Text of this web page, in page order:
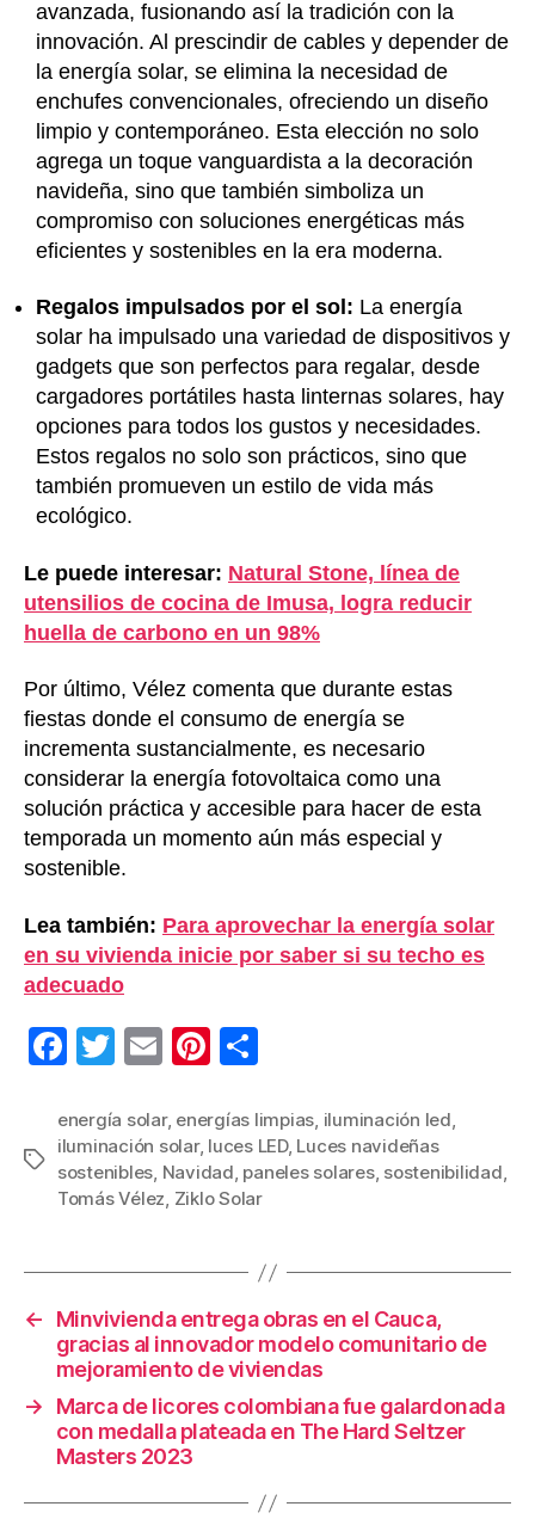
avanzada, fusionando así la tradición con la
innovación. Al prescindir de cables y depender de
la energía solar, se elimina la necesidad de
enchufes convencionales, ofreciendo un diseño
limpio y contemporáneo. Esta elección no solo
agrega un toque vanguardista a la decoración
navideña, sino que también simboliza un
compromiso con soluciones energéticas más
eficientes y sostenibles en la era moderna.
Regalos impulsados por el sol: La energía
solar ha impulsado una variedad de dispositivos y
gadgets que son perfectos para regalar, desde
cargadores portátiles hasta linternas solares, hay
opciones para todos los gustos y necesidades.
Estos regalos no solo son prácticos, sino que
también promueven un estilo de vida más
ecológico.
Le puede interesar: Natural Stone, línea de
utensilios de cocina de Imusa, logra reducir
huella de carbono en un 98%
Por último, Vélez comenta que durante estas
fiestas donde el consumo de energía se
incrementa sustancialmente, es necesario
considerar la energía fotovoltaica como una
solución práctica y accesible para hacer de esta
temporada un momento aún más especial y
sostenible.
Lea también: Para aprovechar la energía solar
en su vivienda inicie por saber si su techo es
adecuado
F
c
e
b
o
k
T
tt
er
E
ail
Pi
er
e
st
m
p
ar
Etiquetas
energía solar, energías limpias, iluminación led,
iluminación solar, luces LED, Luces navideñas
sostenibles, Navidad, paneles solares, sostenibilidad,
Tomás Vélez, Ziklo Solar
←
Minvivienda entrega obras en el Cauca,
gracias al innovador modelo comunitario de
mejoramiento de viviendas
→
Marca de licores colombiana fue galardonada
con medalla plateada en The Hard Seltzer
Masters 2023